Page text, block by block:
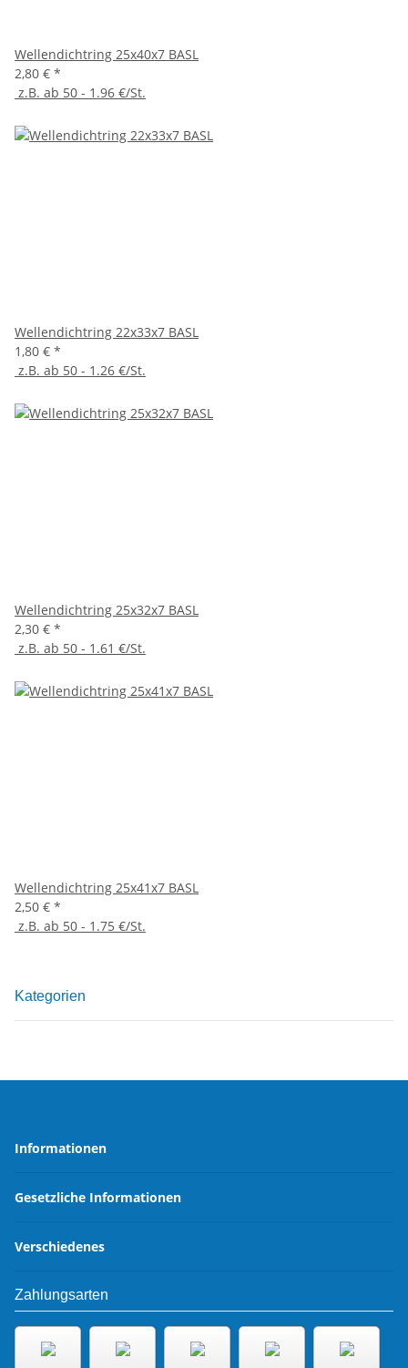
Wellendichtring 25x40x7 BASL
2,80 € *
z.B. ab 50 - 1.96 €/St.
Wellendichtring 22x33x7 BASL
1,80 € *
z.B. ab 50 - 1.26 €/St.
Wellendichtring 25x32x7 BASL
2,30 € *
z.B. ab 50 - 1.61 €/St.
Wellendichtring 25x41x7 BASL
2,50 € *
z.B. ab 50 - 1.75 €/St.
Kategorien
Informationen
Gesetzliche Informationen
Verschiedenes
Zahlungsarten